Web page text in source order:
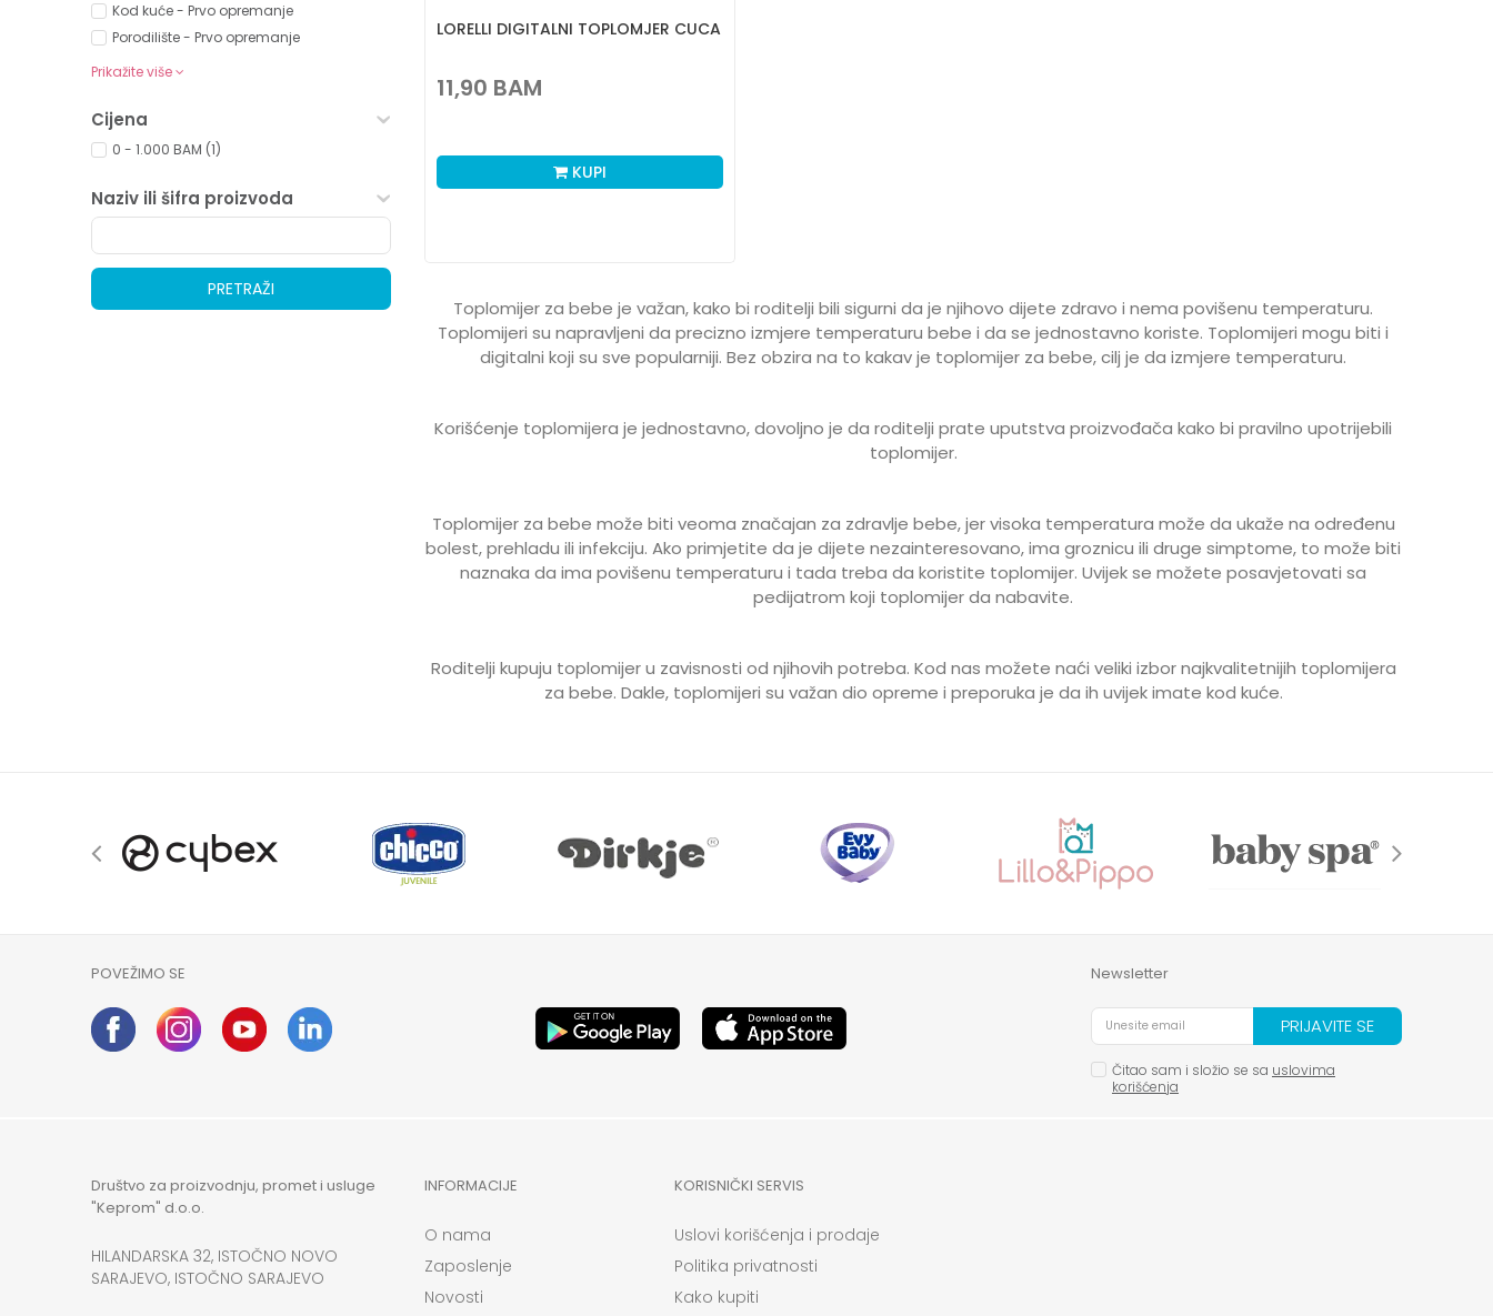
Kod kuće - Prvo opremanje
Porodilište - Prvo opremanje
Prikažite više
Cijena
0 - 1.000 BAM (1)
Naziv ili šifra proizvoda
PRETRAŽI
LORELLI DIGITALNI TOPLOMJER CUCA
11,90 BAM
KUPI
Toplomijer za bebe je važan, kako bi roditelji bili sigurni da je njihovo dijete zdravo i nema povišenu temperaturu.
Toplomijeri su napravljeni da precizno izmjere temperaturu bebe i da se jednostavno koriste. Toplomijeri mogu biti i
digitalni koji su sve popularniji. Bez obzira na to kakav je toplomijer za bebe, cilj je da izmjere temperaturu.
Korišćenje toplomijera je jednostavno, dovoljno je da roditelji prate uputstva proizvođača kako bi pravilno upotrijebili
toplomijer.
Toplomijer za bebe može biti veoma značajan za zdravlje bebe, jer visoka temperatura može da ukaže na određenu
bolest, prehladu ili infekciju. Ako primjetite da je dijete nezainteresovano, ima groznicu ili druge simptome, to može biti
naznaka da ima povišenu temperaturu i tada treba da koristite toplomijer. Uvijek se možete posavjetovati sa
pedijatrom koji toplomijer da nabavite.
Roditelji kupuju toplomijer u zavisnosti od njihovih potreba. Kod nas možete naći veliki izbor najkvalitetnijih toplomijera
za bebe. Dakle, toplomijeri su važan dio opreme i preporuka je da ih uvijek imate kod kuće.
POVEŽIMO SE Newsletter
PRIJAVITE SE
Čitao sam i složio se sa uslovima
korišćenja
Društvo za proizvodnju, promet i usluge
"Keprom" d.o.o.
HILANDARSKA 32, ISTOČNO NOVO
SARAJEVO, ISTOČNO SARAJEVO
INFORMACIJE
O nama
Zaposlenje
Novosti
KORISNIČKI SERVIS
Uslovi korišćenja i prodaje
Politika privatnosti
Kako kupiti